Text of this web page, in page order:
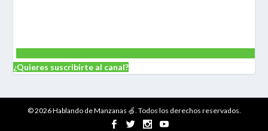
¿Quieres suscribirte al canal?
© 2026 Hablando de Manzanas 🍏. Todos los derechos reservados.